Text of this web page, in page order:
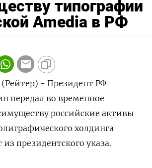
типографии
Amedia в РФ
- Президент РФ
передал во временное
российские активы
холдинга
из президентского указа.